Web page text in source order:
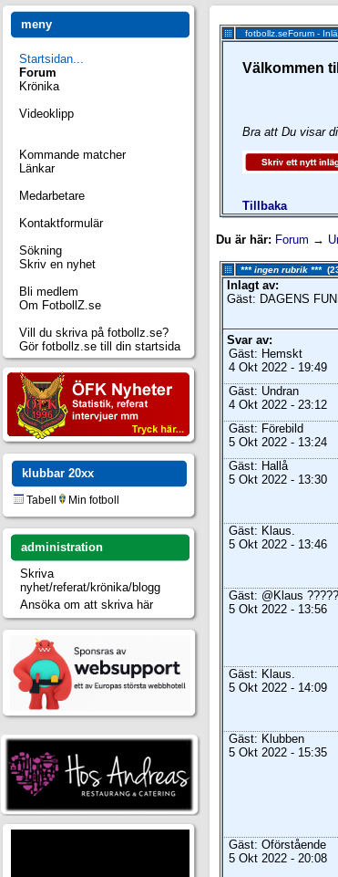
meny
Startsidan...
Forum
Krönika
Videoklipp
Kommande matcher
Länkar
Medarbetare
Kontaktformulär
Sökning
Skriv en nyhet
Bli medlem
Om FotbollZ.se
Vill du skriva på fotbollz.se?
Gör fotbollz.se till din startsida
klubbar 20xx
Tabell Min fotboll
administration
Skriva
nyhet/referat/krönika/blogg
Ansöka om att skriva här
fotbollz.seForum -
Välkommen
Bra att Du visar
Tillbaka
Du är här: Forum →
*** ingen rubrik ***
Inlagt av:
Gäst: DAGENS
Svar av:
Gäst: Hemskt
4 Okt 2022 - 19:49
Gäst: Undran
4 Okt 2022 - 23:12
Gäst: Förebild
5 Okt 2022 - 13:24
Gäst: Hallå
5 Okt 2022 - 13:30
Gäst: Klaus.
5 Okt 2022 - 13:46
Gäst: @Klaus
5 Okt 2022 - 13:56
Gäst: Klaus.
5 Okt 2022 - 14:09
Gäst: Klubben
5 Okt 2022 - 15:35
Gäst: Oförstående
5 Okt 2022 - 20:08